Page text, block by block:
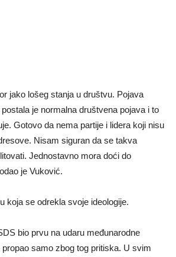
jako lošeg stanja u društvu. Pojava
postala je normalna društvena pojava i to
Gotovo da nema partije i lidera koji nisu
Nisam siguran da se takva
Јednostavno mora doći do
je Vuković.
koja se odrekla svoje ideologije.
bio prvu na udaru međunarodne
propao samo zbog tog pritiska. U svim